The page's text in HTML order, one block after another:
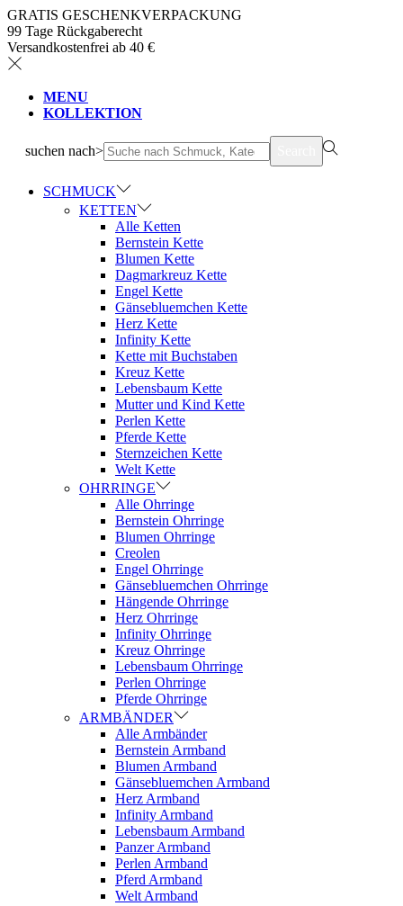
GRATIS GESCHENKVERPACKUNG
99 Tage Rückgaberecht
Versandkostenfrei ab 40 €
MENU
KOLLEKTION
suchen nach>
SCHMUCK
KETTEN
Alle Ketten
Bernstein Kette
Blumen Kette
Dagmarkreuz Kette
Engel Kette
Gänsebluemchen Kette
Herz Kette
Infinity Kette
Kette mit Buchstaben
Kreuz Kette
Lebensbaum Kette
Mutter und Kind Kette
Perlen Kette
Pferde Kette
Sternzeichen Kette
Welt Kette
OHRRINGE
Alle Ohrringe
Bernstein Ohrringe
Blumen Ohrringe
Creolen
Engel Ohrringe
Gänsebluemchen Ohrringe
Hängende Ohrringe
Herz Ohrringe
Infinity Ohrringe
Kreuz Ohrringe
Lebensbaum Ohrringe
Perlen Ohrringe
Pferde Ohrringe
ARMBÄNDER
Alle Armbänder
Bernstein Armband
Blumen Armband
Gänsebluemchen Armband
Herz Armband
Infinity Armband
Lebensbaum Armband
Panzer Armband
Perlen Armband
Pferd Armband
Welt Armband